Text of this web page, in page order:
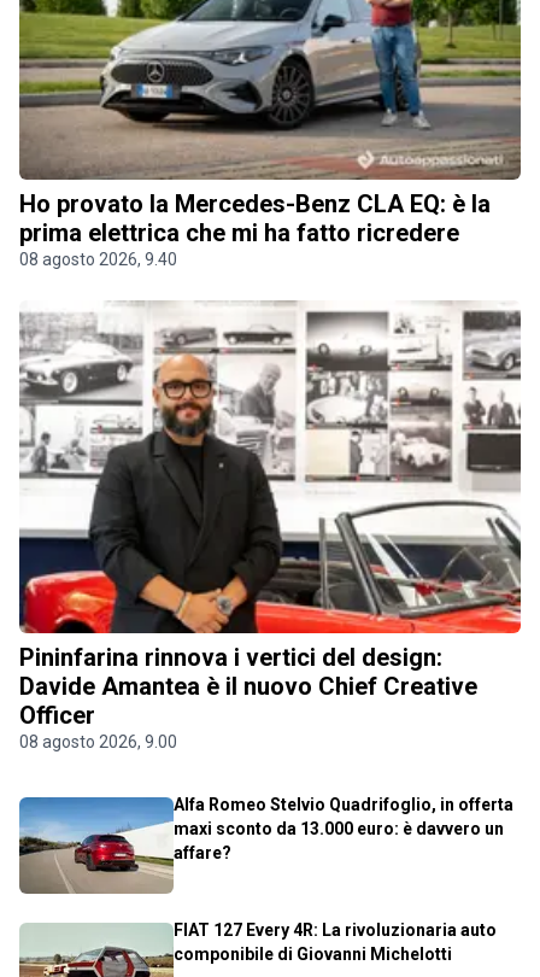
Ho provato la Mercedes-Benz CLA EQ: è la
prima elettrica che mi ha fatto ricredere
08 agosto 2026, 9.40
Pininfarina rinnova i vertici del design:
Davide Amantea è il nuovo Chief Creative
Officer
08 agosto 2026, 9.00
Alfa Romeo Stelvio Quadrifoglio, in offerta
maxi sconto da 13.000 euro: è davvero un
affare?
FIAT 127 Every 4R: La rivoluzionaria auto
componibile di Giovanni Michelotti